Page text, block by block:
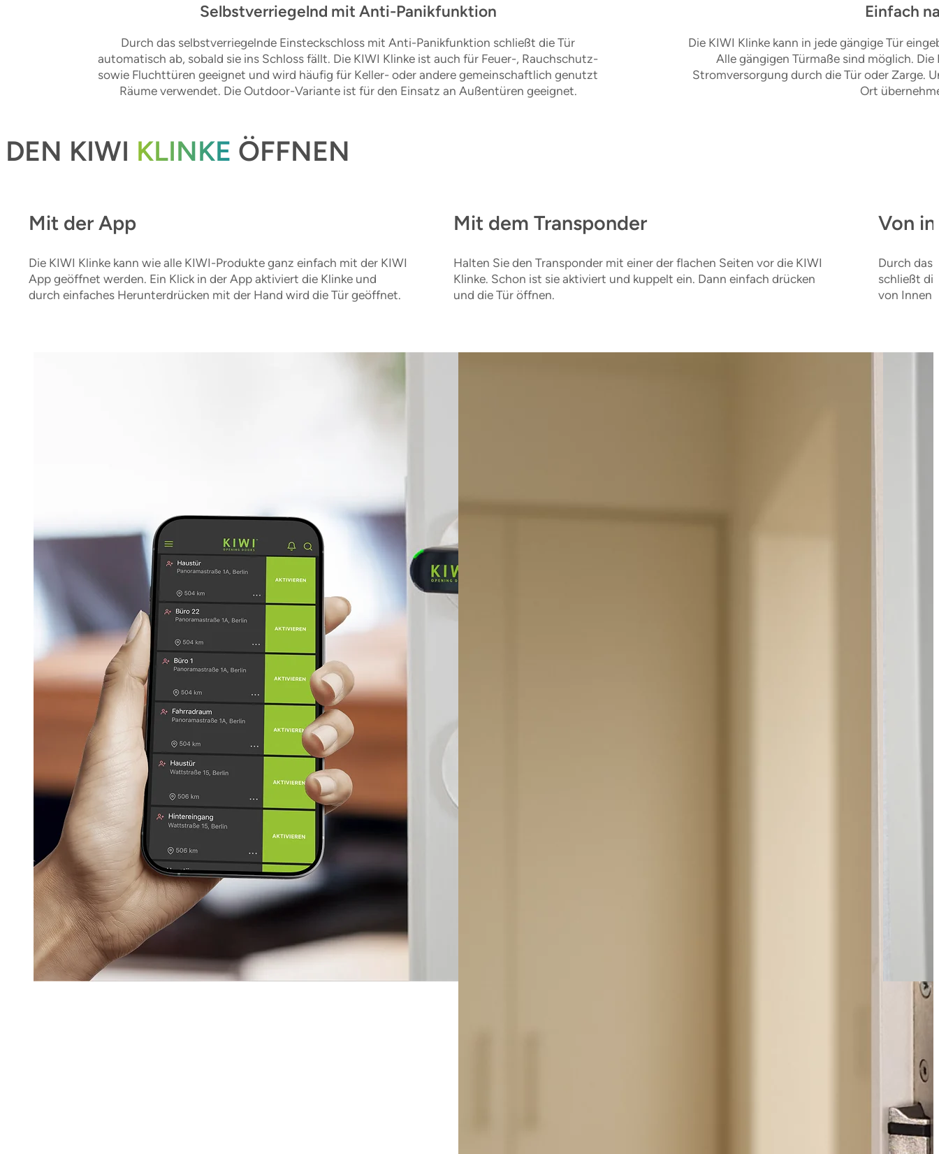
Selbstverriegelnd mit Anti-Panikfunktion
Durch das selbstverriegelnde Einsteckschloss mit Anti-Panikfunktion schließt die Tür
automatisch ab, sobald sie ins Schloss fällt. Die KIWI Klinke ist auch für Feuer-, Rauchschutz-
sowie Fluchttüren geeignet und wird häufig für Keller- oder andere gemeinschaftlich genutzt
Räume verwendet. Die Outdoor-Variante ist für den Einsatz an Außentüren geeignet.
Einfach
Die KIWI Klinke kann in jede gängige Tür
Alle gängigen Türmaße sind möglich.
Stromversorgung durch die Tür oder Zarge.
Ort
DEN KIWI KLINKE ÖFFNEN
Mit der App
Die KIWI Klinke kann wie alle KIWI-Produkte ganz einfach mit der KIWI
App geöffnet werden. Ein Klick in der App aktiviert die Klinke und
durch einfaches Herunterdrücken mit der Hand wird die Tür geöffnet.
Mit dem Transponder
Halten Sie den Transponder mit einer der flachen Seiten vor die KIWI
Klinke. Schon ist sie aktiviert und kuppelt ein. Dann einfach drücken
und die Tür öffnen.
Von
Durch das
schließt
von Innen